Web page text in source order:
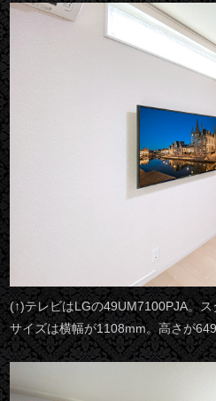
(↑)テレビはLGの49UM7100PJA。
サイズは横幅が1108mm。高さが